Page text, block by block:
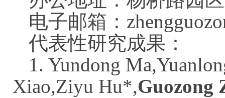
电子邮箱：
代表性研究成果：
1. Yundong
Xiao,Ziyu Hu*,Guozong